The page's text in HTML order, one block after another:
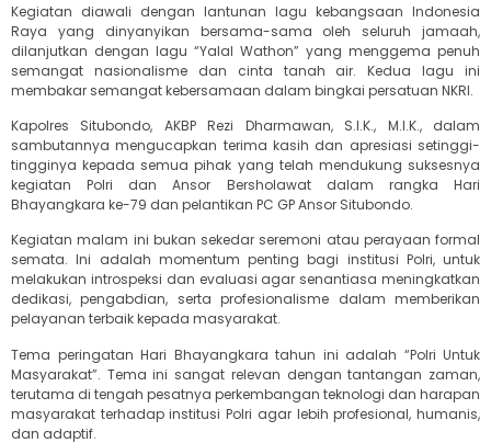
Kegiatan diawali dengan lantunan lagu kebangsaan Indonesia
Raya yang dinyanyikan bersama-sama oleh seluruh jamaah,
dilanjutkan dengan lagu “Yalal Wathon” yang menggema penuh
semangat nasionalisme dan cinta tanah air. Kedua lagu ini
membakar semangat kebersamaan dalam bingkai persatuan NKRI.
Kapolres Situbondo, AKBP Rezi Dharmawan, S.I.K., M.I.K., dalam
sambutannya mengucapkan terima kasih dan apresiasi setinggi-
tingginya kepada semua pihak yang telah mendukung suksesnya
kegiatan Polri dan Ansor Bersholawat dalam rangka Hari
Bhayangkara ke-79 dan pelantikan PC GP Ansor Situbondo.
Kegiatan malam ini bukan sekedar seremoni atau perayaan formal
semata. Ini adalah momentum penting bagi institusi Polri, untuk
melakukan introspeksi dan evaluasi agar senantiasa meningkatkan
dedikasi, pengabdian, serta profesionalisme dalam memberikan
pelayanan terbaik kepada masyarakat.
Tema peringatan Hari Bhayangkara tahun ini adalah “Polri Untuk
Masyarakat”. Tema ini sangat relevan dengan tantangan zaman,
terutama di tengah pesatnya perkembangan teknologi dan harapan
masyarakat terhadap institusi Polri agar lebih profesional, humanis,
dan adaptif.